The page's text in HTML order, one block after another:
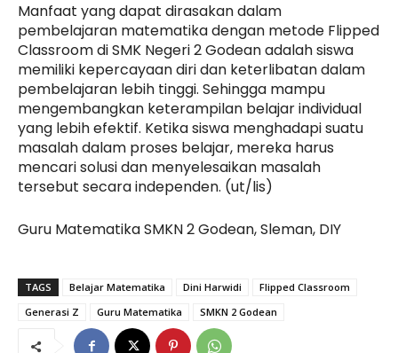
Manfaat yang dapat dirasakan dalam
pembelajaran matematika dengan metode Flipped
Classroom di SMK Negeri 2 Godean adalah siswa
memiliki kepercayaan diri dan keterlibatan dalam
pembelajaran lebih tinggi. Sehingga mampu
mengembangkan keterampilan belajar individual
yang lebih efektif. Ketika siswa menghadapi suatu
masalah dalam proses belajar, mereka harus
mencari solusi dan menyelesaikan masalah
tersebut secara independen. (ut/lis)
Guru Matematika SMKN 2 Godean, Sleman, DIY
TAGS Belajar Matematika Dini Harwidi
Flipped Classroom
Generasi Z
Guru Matematika SMKN 2 Godean